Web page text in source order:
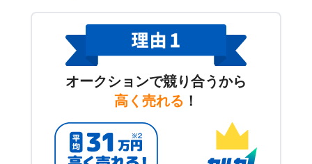
オークションで競り合うから
高く売れる ！